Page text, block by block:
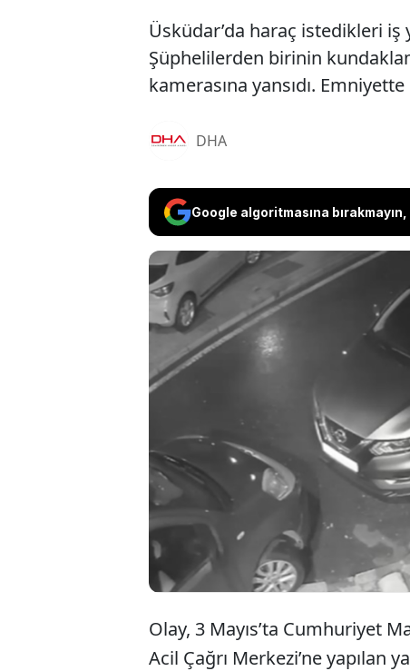
Üsküdar’da haraç istedikleri iş
Şüphelilerden birinin
kamerasına yansıdı.
DHA
Google algoritmasına
Üsküdar’da
edilen 2 şüpheli
sırasında
güvenlik
şüpheli
Olay, 3 Mayıs’ta Cumhuriyet
Acil Çağrı Merkezi’ne yapılan